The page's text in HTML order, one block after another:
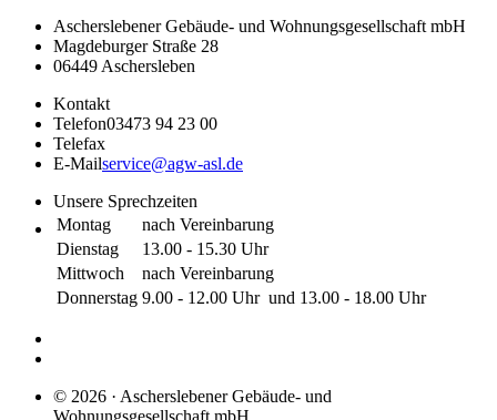
Ascherslebener Gebäude- und Wohnungsgesellschaft mbH
Magdeburger Straße 28
06449 Aschersleben
Kontakt
Telefon03473 94 23 00
Telefax
E-Mailservice@agw-asl.de
Unsere Sprechzeiten
Montag
nach Vereinbarung
Dienstag
13.00 - 15.30 Uhr
Mittwoch
nach Vereinbarung
Donnerstag 9.00 - 12.00 Uhr und 13.00 - 18.00 Uhr
© 2026 · Ascherslebener Gebäude- und